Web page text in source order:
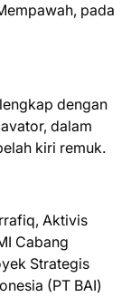
pada
dengan
dalam
kiri remuk.
Aktivis
Cabang
Strategis
(PT BAI)